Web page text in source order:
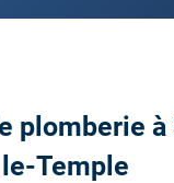
plomberie
le-Temple